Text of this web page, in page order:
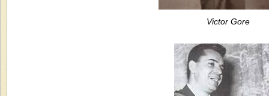
Victor Gore